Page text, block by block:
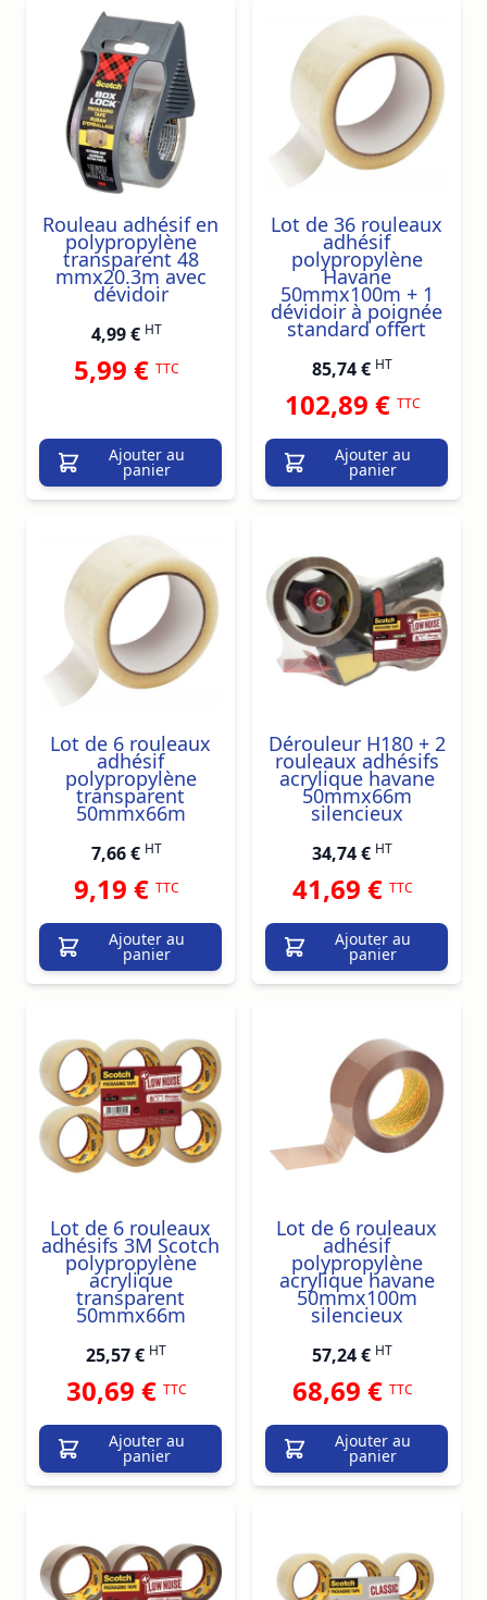
Rouleau adhésif en
polypropylène
transparent 48
mmx20.3m avec
dévidoir
4,99 € HT
5,99 € TTC
Ajouter au
panier
Lot de 36 rouleaux
adhésif
polypropylène
Havane
50mmx100m + 1
dévidoir à poignée
standard offert
85,74 € HT
102,89 € TTC
Ajouter au
panier
Lot de 6 rouleaux
adhésif
polypropylène
transparent
50mmx66m
7,66 € HT
9,19 € TTC
Ajouter au
panier
Dérouleur H180 + 2
rouleaux adhésifs
acrylique havane
50mmx66m
silencieux
34,74 € HT
41,69 € TTC
Ajouter au
panier
Lot de 6 rouleaux
adhésifs 3M Scotch
polypropylène
acrylique
transparent
50mmx66m
25,57 € HT
30,69 € TTC
Ajouter au
panier
Lot de 6 rouleaux
adhésif
polypropylène
acrylique havane
50mmx100m
silencieux
57,24 € HT
68,69 € TTC
Ajouter au
panier